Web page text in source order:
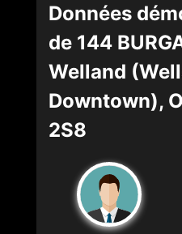
Données
de 144
Welland
Downtown),
2S8